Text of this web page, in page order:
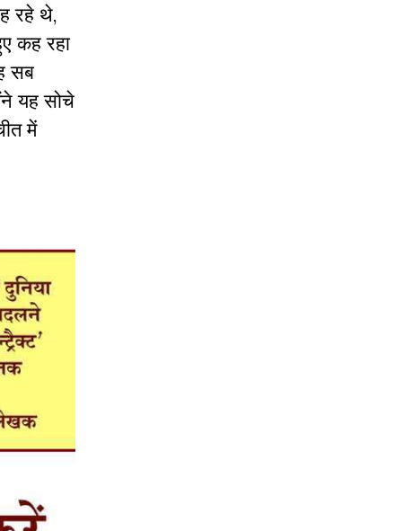
रहे थे,
कह रहा
सब
यह सोचे
में